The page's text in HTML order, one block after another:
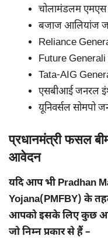
चोलामंडलम एमएस
बजाज आलियांज
Reliance
Future
Tata-AIG
एसबीआई जनरल
यूनिवर्सल सोमपो
प्रधानमंत्री फसल
आवेदन
यदि आप भी Pradhan
Yojana(PMFBY) के
आपको इसके लिए कुछ
जो निम्न प्रकार से हैं –